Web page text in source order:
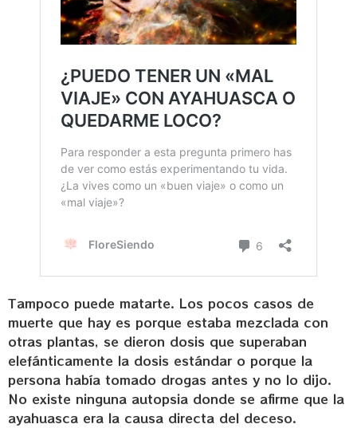
Tampoco puede matarte. Los pocos casos de
muerte que hay es porque estaba mezclada con
otras plantas, se dieron dosis que superaban
elefánticamente la dosis estándar o porque la
persona había tomado drogas antes y no lo dijo.
No existe ninguna autopsia donde se afirme que la
ayahuasca era la causa directa del deceso.